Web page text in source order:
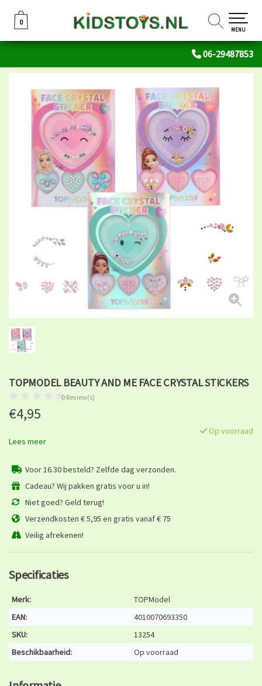
06-29487853
0
0
MENU
TOPMODEL BEAUTY AND ME FACE CRYSTAL STICKERS
0 Review(s)
€4,95
Op voorraad
Lees meer
Voor 16.30 besteld? Zelfde dag verzonden.
Cadeau? Wij pakken gratis voor u in!
Niet goed? Geld terug!
Verzendkosten € 5,95 en gratis vanaf € 75
Veilig afrekenen!
Specificaties
Merk:
TOPModel
EAN:
4010070693350
SKU:
13254
Beschikbaarheid:
Op voorraad